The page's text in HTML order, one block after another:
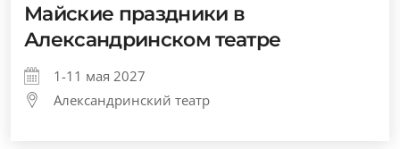
Майские праздники в
Александринском театре
1-11 мая 2027
Александринский театр